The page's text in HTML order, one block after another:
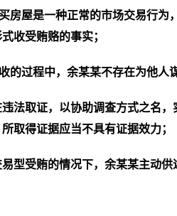
房屋是一种正常的市场交易行为
收受贿赂的事实；
的过程中，余某某不存在为他人
法取证，以协助调查方式之名
取得证据应当不具有证据效力；
型受贿的情况下，余某某主动